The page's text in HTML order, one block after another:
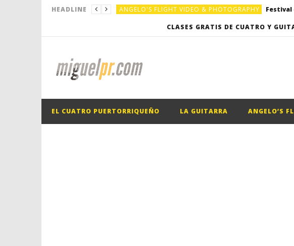
HEADLINE ANGELO'S FLIGHT VIDEO & PHOTOGRAPHY Festival
ANGELO'S FLIGHT VIDEO & PHOTOGRAPHY Video
EL CUATRO PUERTORRIQUEÑO
CLASES GRATIS DE CUATRO Y
EL CUATRO PUERTORRIQUEÑO LA GUITARRA ANGELO’S